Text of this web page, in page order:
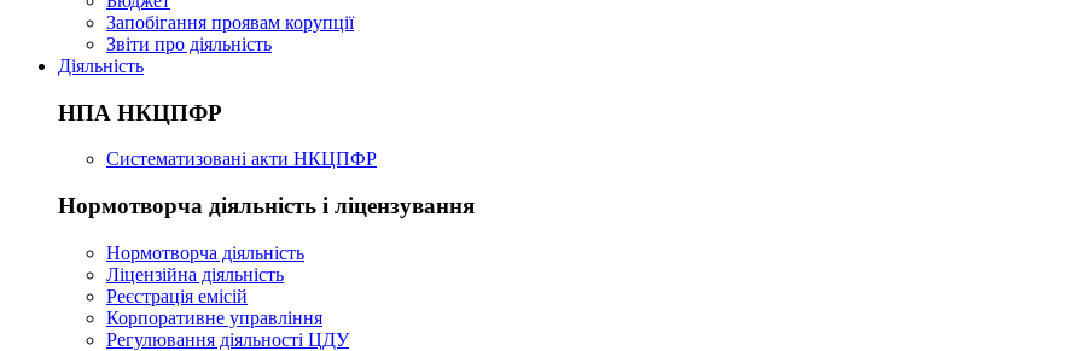
Запобігання проявам корупції
Звіти про діяльність
Діяльність
НПА НКЦПФР
Систематизовані акти НКЦПФР
Нормотворча діяльність і ліцензування
Нормотворча діяльність
Ліцензійна діяльність
Реєстрація емісій
Корпоративне управління
Регулювання діяльності ЦДУ